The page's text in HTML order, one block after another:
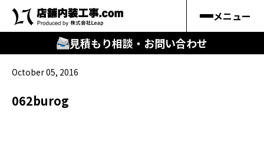
メニュー
見積もり相談・お問い合わせ
︎探す
キーワードから
October 05, 2016
062burog